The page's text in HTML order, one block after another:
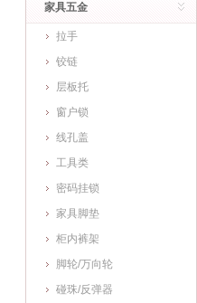
家具五金
拉手
铰链
层板托
窗户锁
线孔盖
工具类
密码挂锁
家具脚垫
柜内裤架
脚轮/万向轮
碰珠/反弹器